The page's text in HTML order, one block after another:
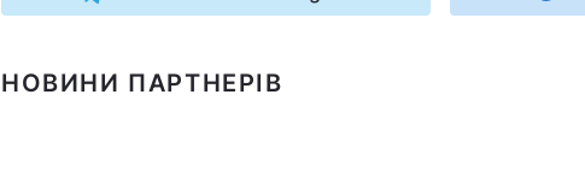
НОВИНИ ПАРТНЕРІВ